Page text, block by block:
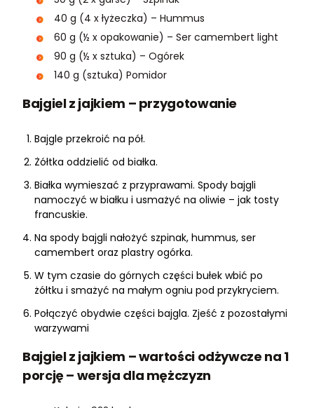
40 g (4 x łyżeczka) – Hummus
60 g (½ x opakowanie) – Ser camembert light
90 g (½ x sztuka) – Ogórek
140 g (sztuka) Pomidor
Bajgiel z jajkiem – przygotowanie
Bajgle przekroić na pół.
Żółtka oddzielić od białka.
Białka wymieszać z przyprawami. Spody bajgli
namoczyć w białku i usmażyć na oliwie – jak tosty
francuskie.
Na spody bajgli nałożyć szpinak, hummus, ser
camembert oraz plastry ogórka.
W tym czasie do górnych części bułek wbić po
żółtku i smażyć na małym ogniu pod przykryciem.
Połączyć obydwie części bajgla. Zjeść z pozostałymi
warzywami
Bajgiel z jajkiem – wartości odżywcze na 1
porcję – wersja dla mężczyzn